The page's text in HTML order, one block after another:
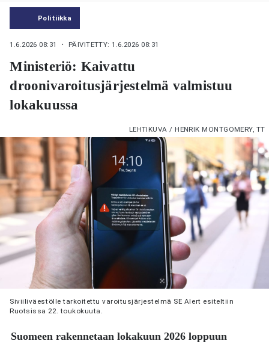
Politiikka
1.6.2026 08:31 ・ PÄIVITETTY: 1.6.2026 08:31
Ministeriö: Kaivattu
droonivaroitusjärjestelmä valmistuu
lokakuussa
LEHTIKUVA / HENRIK MONTGOMERY, TT
Siviiliväestölle tarkoitettu varoitusjärjestelmä SE Alert esiteltiin
Ruotsissa 22. toukokuuta.
Suomeen rakennetaan lokakuun 2026 loppuun